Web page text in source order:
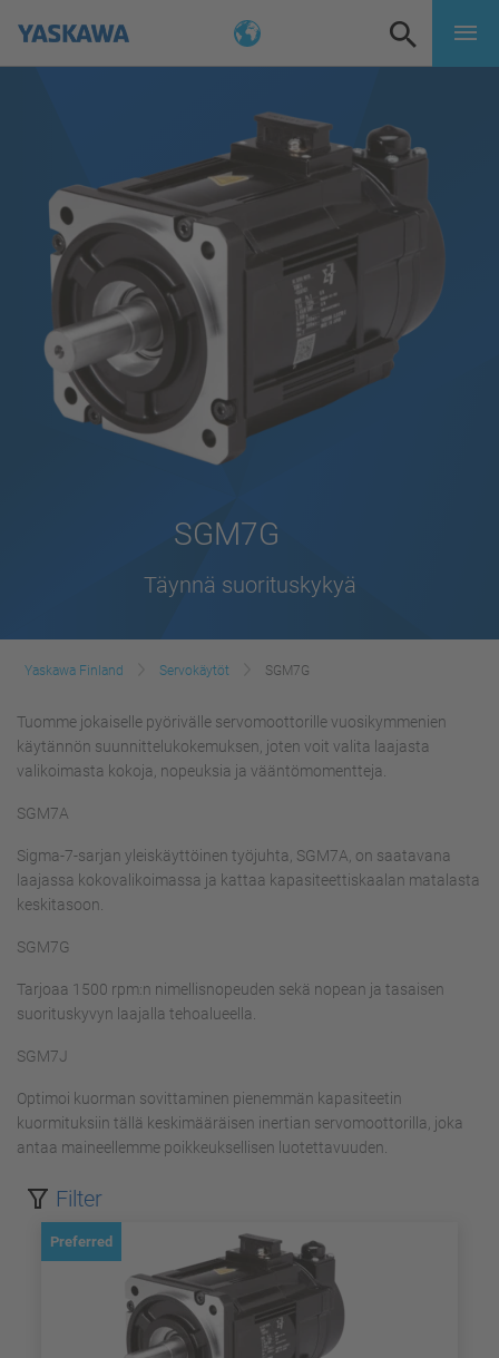
SGM7G
Täynnä suorituskykyä
Yaskawa Finland Servokäytöt SGM7G
Tuomme jokaiselle pyörivälle servomoottorille vuosikymmenien
käytännön suunnittelukokemuksen, joten voit valita laajasta
valikoimasta kokoja, nopeuksia ja vääntömomentteja.
SGM7A
Sigma-7-sarjan yleiskäyttöinen työjuhta, SGM7A, on saatavana
laajassa kokovalikoimassa ja kattaa kapasiteettiskaalan matalasta
keskitasoon.
SGM7G
Tarjoaa 1500 rpm:n nimellisnopeuden sekä nopean ja tasaisen
suorituskyvyn laajalla tehoalueella.
SGM7J
Optimoi kuorman sovittaminen pienemmän kapasiteetin
kuormituksiin tällä keskimääräisen inertian servomoottorilla, joka
antaa maineellemme poikkeuksellisen luotettavuuden.
Filter
Preferred